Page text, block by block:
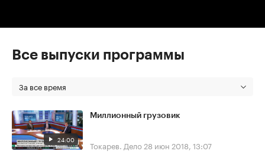
Все выпуски программы
За все время
24:00
Миллионный грузовик
Токарев. Дело 28 июн 2018, 13:07